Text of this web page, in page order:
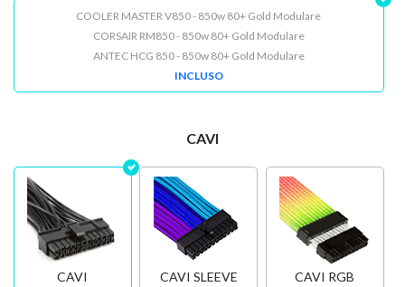
COOLER MASTER V850 - 850w 80+ Gold Modulare
CORSAIR RM850 - 850w 80+ Gold Modulare
ANTEC HCG 850 - 850w 80+ Gold Modulare
INCLUSO
CAVI
CAVI
CAVI SLEEVE CAVI RGB